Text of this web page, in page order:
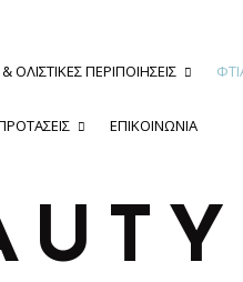
ΟΛΙΣΤΙΚΈΣ ΠΕΡΙΠΟΙΉΣΕΙΣ
ΕΠΙΚΟΙΝΩΝΊΑ